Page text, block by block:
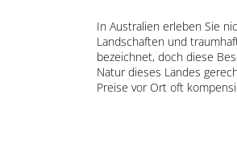
In Australien erleben Sie
Landschaften und
bezeichnet, doch diese
Natur dieses Landes
Preise vor Ort oft